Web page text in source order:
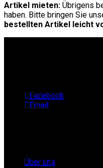
Artikel mieten: Übrigens
haben. Bitte bringen Sie
bestellten Artikel leicht
Facebook
Email
Über uns